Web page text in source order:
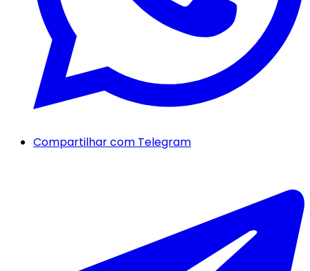
Compartilhar com Telegram